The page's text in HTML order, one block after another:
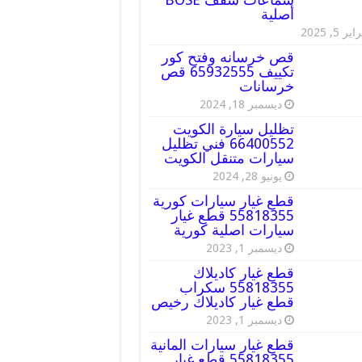
أصلية
5, 2025
قص خرسانه وفتح كور
تكييف 65932555 قص
خرسانات
ديسمبر 18, 2024
تظليل سيارة الكويت
66400552 فني تظليل
سيارات متنقل الكويت
يونيو 28, 2024
قطع غيار سيارات كورية
55818355 قطع غيار
سيارات اصلية كورية
ديسمبر 1, 2023
قطع غيار كاديلاك
55818355 سكراب
قطع غيار كاديلاك رخيص
ديسمبر 1, 2023
قطع غيار سيارات المانية